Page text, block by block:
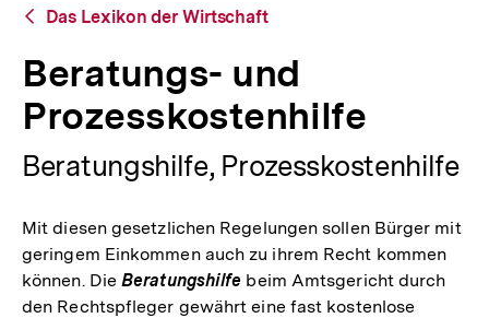
bpb.de
Zurück
Übersicht
Das Lexikon der Wirtschaft
Beratungs- und
Prozesskostenhilfe
Beratungshilfe, Prozesskostenhilfe
Mit diesen gesetzlichen Regelungen sollen Bürger mit
geringem Einkommen auch zu ihrem Recht kommen
können. DieBeratungshilfe beim Amtsgericht durch
den Rechtspfleger gewährt eine fast kostenlose